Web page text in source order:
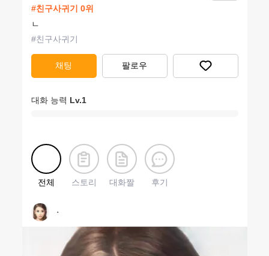
#친구사귀기 0위
ㄴ
#친구사귀기
채팅 팔로우
대화 능력 Lv.1
전체 스토리 대화짤 후기
ㆍ